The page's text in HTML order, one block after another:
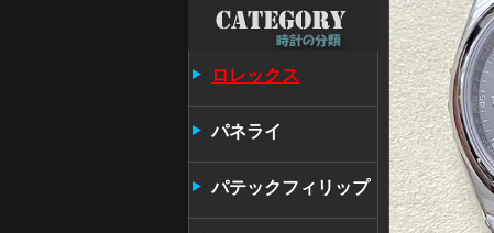
ロレックス
パネライ
パテックフィリップ